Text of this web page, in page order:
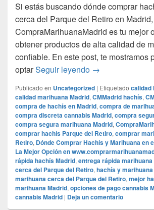
Si estás buscando dónde comprar
cerca del Parque del Retiro en Madrid,
CompraMarihuanaMadrid es tu mejor
obtener productos de alta calidad de
confiable. En este post, te mostramos
optarSeguir leyendo Dónde Comprar
→
Publicado en Uncategorized | Etiquetado calidad
calidad marihuana Madrid, CMMadrid hachís,
compra de hachís en Madrid, compra de
compra discreta cannabis Madrid, compra
compra segura marihuana Madrid,
comprar hachís Parque del Retiro, comprar
Retiro, Dónde Comprar Hachís y Marihuana en
La Mejor Opción en
rápida hachís Madrid, entrega rápida
cerca del Parque del Retiro, hachís y
marihuana cerca del Parque del Retiro, mejor
marihuana Madrid, opciones de pago cannabis
cannabis Madrid | Deja un comentario